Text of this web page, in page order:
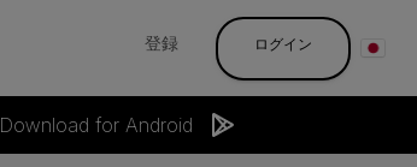
登録 ログイン
Download for Android